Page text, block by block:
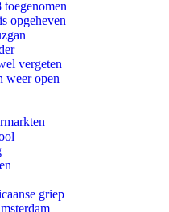
opgeheven
vergeten
weer open
griep